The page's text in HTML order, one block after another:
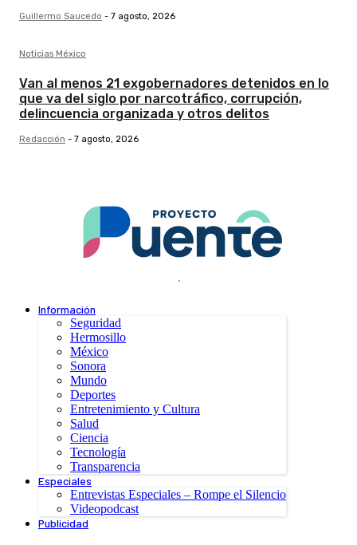
Guillermo Saucedo - 7 agosto, 2026
Noticias México
Van al menos 21 exgobernadores detenidos en lo
que va del siglo por narcotráfico, corrupción,
delincuencia organizada y otros delitos
Redacción - 7 agosto, 2026
.
Información
Seguridad
Hermosillo
México
Sonora
Mundo
Deportes
Entretenimiento y Cultura
Salud
Ciencia
Tecnología
Transparencia
Especiales
Entrevistas Especiales – Rompe el Silencio
Videopodcast
Publicidad